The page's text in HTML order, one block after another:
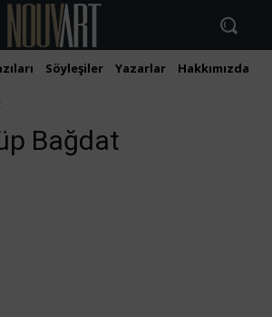
Söyleşiler Yazarlar Hakkımızda
Bağdat